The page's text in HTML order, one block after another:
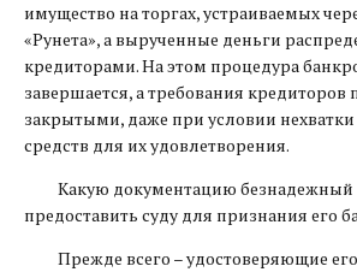
имущество на торгах, устраиваемых
«Рунета», а вырученные деньги
кредиторами. На этом процедура
завершается, а требования кредиторов
закрытыми, даже при условии
средств для их удовлетворения.
Какую документацию
предоставить суду для признания его
Прежде всего – удостоверяющие